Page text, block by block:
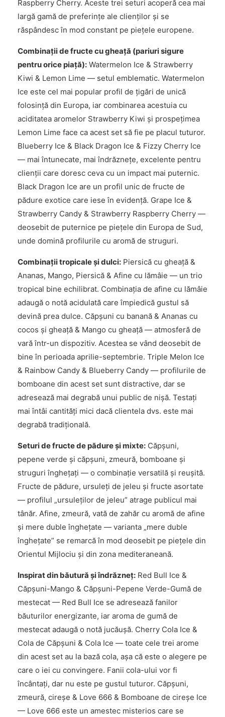
Raspberry Cherry. Aceste trei seturi acoperă cea mai
largă gamă de preferințe ale clienților și se
răspândesc în mod constant pe piețele europene.
Combinații de fructe cu gheață (pariuri sigure
pentru orice piață): Watermelon Ice & Strawberry
Kiwi & Lemon Lime — setul emblematic. Watermelon
Ice este cel mai popular profil de țigări de unică
folosință din Europa, iar combinarea acestuia cu
aciditatea aromelor Strawberry Kiwi și prospețimea
Lemon Lime face ca acest set să fie pe placul tuturor.
Blueberry Ice & Black Dragon Ice & Fizzy Cherry Ice
— mai întunecate, mai îndrăznețe, excelente pentru
clienții care doresc ceva cu un impact mai puternic.
Black Dragon Ice are un profil unic de fructe de
pădure exotice care iese în evidență. Grape Ice &
Strawberry Candy & Strawberry Raspberry Cherry —
deosebit de puternice pe piețele din Europa de Sud,
unde domină profilurile cu aromă de struguri.
Combinații tropicale și dulci: Piersică cu gheață &
Ananas, Mango, Piersică & Afine cu lămâie — un trio
tropical bine echilibrat. Combinația de afine cu lămâie
adaugă o notă acidulată care împiedică gustul să
devină prea dulce. Căpșuni cu banană & Ananas cu
cocos și gheață & Mango cu gheață — atmosferă de
vară într-un dispozitiv. Acestea se vând deosebit de
bine în perioada aprilie-septembrie. Triple Melon Ice
& Rainbow Candy & Blueberry Candy — profilurile de
bomboane din acest set sunt distractive, dar se
adresează mai degrabă unui public de nișă. Testați
mai întâi cantități mici dacă clientela dvs. este mai
degrabă tradițională.
Seturi de fructe de pădure și mixte: Căpșuni,
pepene verde și căpșuni, zmeură, bomboane și
struguri înghețați — o combinație versatilă și reușită.
Fructe de pădure, ursuleți de jeleu și fructe asortate
— profilul „ursuleților de jeleu” atrage publicul mai
tânăr. Afine, zmeură, vată de zahăr cu aromă de afine
și mere duble înghețate — varianta „mere duble
înghețate” se remarcă în mod deosebit pe piețele din
Orientul Mijlociu și din zona mediteraneană.
Inspirat din băutură și îndrăzneț: Red Bull Ice &
Căpșuni-Mango & Căpșuni-Pepene Verde-Gumă de
mestecat — Red Bull Ice se adresează fanilor
băuturilor energizante, iar aroma de gumă de
mestecat adaugă o notă jucăușă. Cherry Cola Ice &
Cola de Căpșuni & Cola Ice — toate cele trei arome
din acest set au la bază cola, așa că este o alegere pe
care o iei cu convingere. Fanii cola-ului vor fi
încântați, dar nu este pe gustul tuturor. Căpșuni,
zmeură, cireșe & Love 666 & Bomboane de cireșe Ice
— Love 666 este un amestec misterios care se